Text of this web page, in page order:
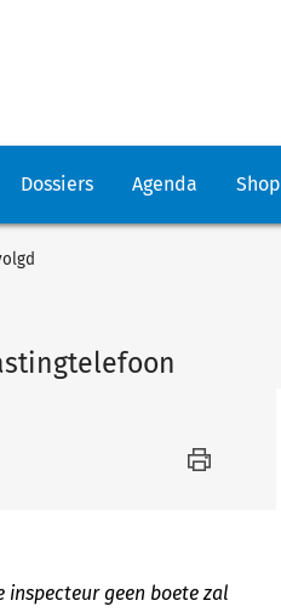
Dossiers Agenda Shop
geen boete zal